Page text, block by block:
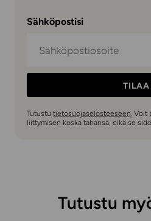
Sähköpostisi
TILAA
Tutustu tietosuojaselosteeseen. Voit
liittymisen koska tahansa, eikä se
Tutustu